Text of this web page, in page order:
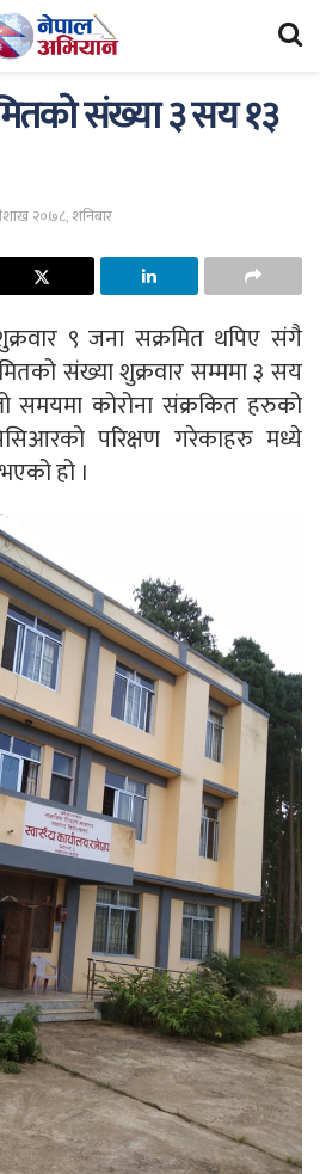
संख्या ३ सय १३
२०७८, शनिबार
९ जना सक्रमित थपिए संगै
संख्या शुक्रवार सम्ममा ३ सय
समयमा कोरोना संक्रकित हरुको
परिक्षण गरेकाहरु मध्ये
हो ।